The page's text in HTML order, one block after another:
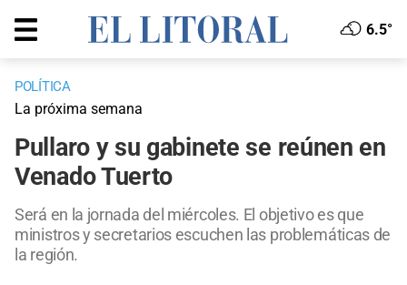
6.5°
POLÍTICA
La próxima semana
Pullaro y su gabinete se reúnen en
Venado Tuerto
Será en la jornada del miércoles. El objetivo es que
ministros y secretarios escuchen las problemáticas de
la región.